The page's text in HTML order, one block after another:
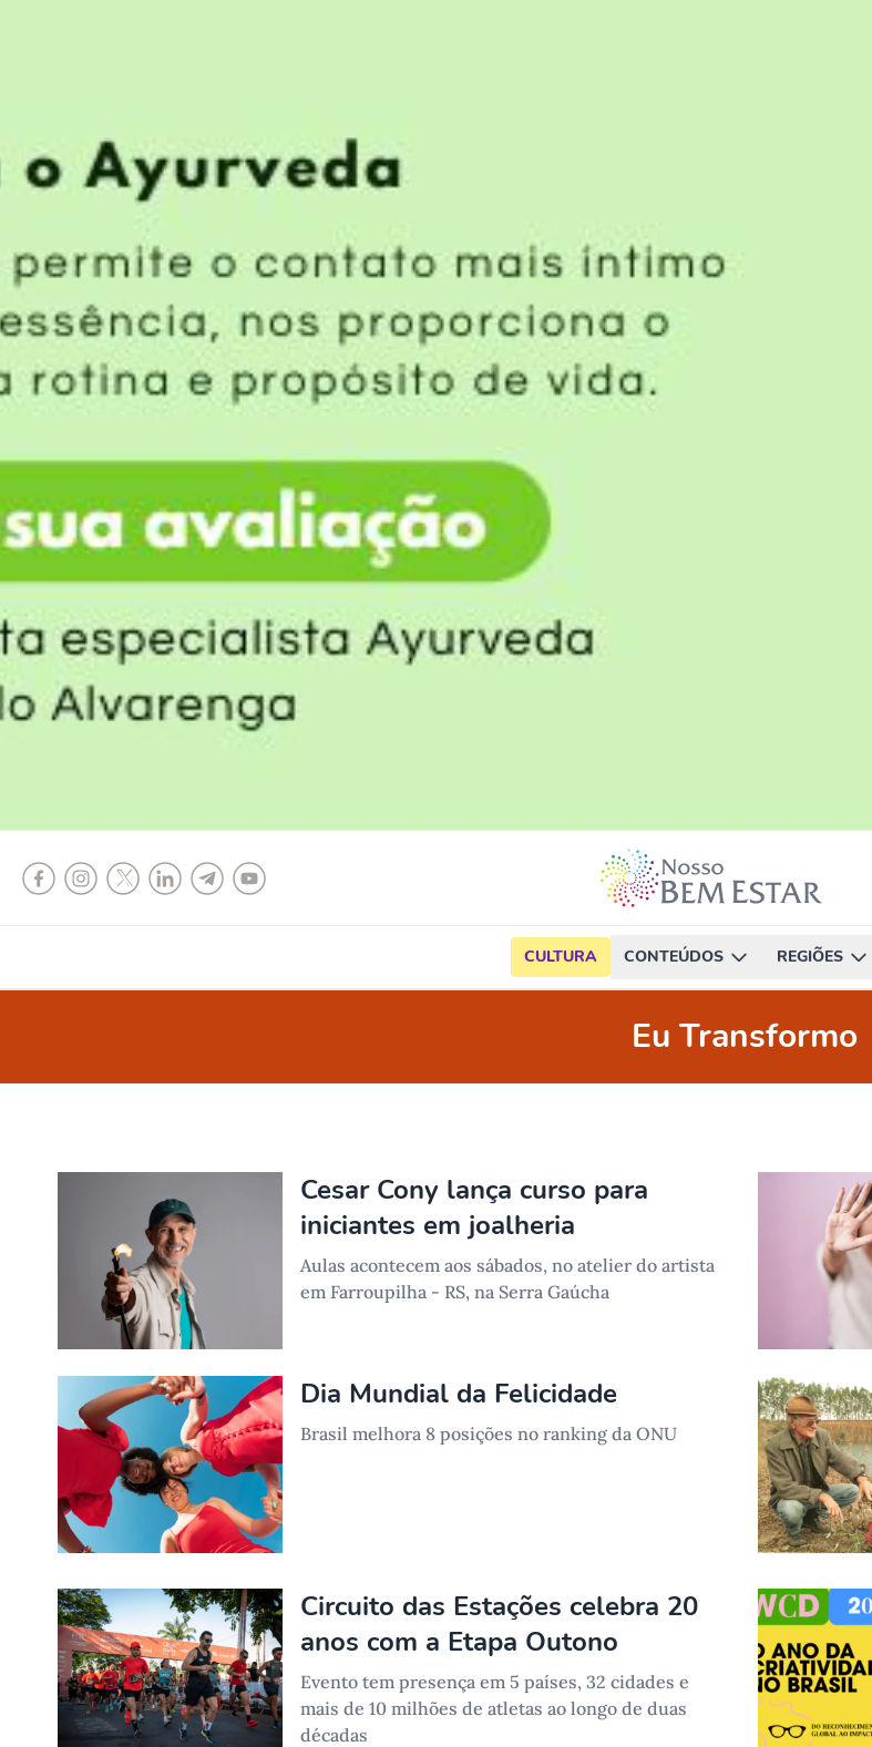
CULTURA CONTEÚDOS REGIÕES
Eu Transformo
Cesar Cony lança curso para
iniciantes em joalheria
Aulas acontecem aos sábados, no atelier do artista
em Farroupilha - RS, na Serra Gaúcha
Dia Mundial da Felicidade
Brasil melhora 8 posições no ranking da ONU
Circuito das Estações celebra 20
anos com a Etapa Outono
Evento tem presença em 5 países, 32 cidades e
mais de 10 milhões de atletas ao longo de duas
décadas